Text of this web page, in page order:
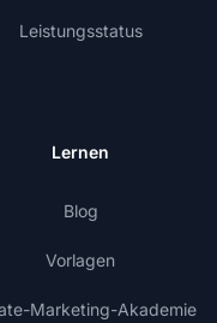
Leistungsstatus
Lernen
Blog
Vorlagen
Marketing-Akademie